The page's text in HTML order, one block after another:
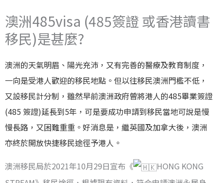
澳洲485visa (485簽證 或香港讀書
移民)是甚麼?
澳洲的天氣明眉、陽光充沛，又有完善的醫療及教育制度，
一向是受港人歡迎的移民地點。但以往移民澳洲門檻不低，
又設移民計分制，雖然早前澳洲政府曾將港人的485畢業簽證
(485 簽證)延長到5年，可是要成功申請到移民當地可說是慢
慢長路，又困難重重。好消息是，繼英國及加拿大後，澳洲
亦終於開放快捷移民途徑予港人。
澳洲移民局於2021年10月29日宣布《
HONG KONG